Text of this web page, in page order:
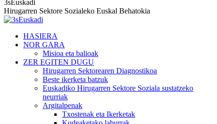
3sEuskadi
Hirugarren Sektore Sozialeko Euskal Behatokia
HASIERA
NOR GARA
Misioa eta balioak
ZER EGITEN DUGU
Hirugarren Sektorearen Diagnostikoa
Beste ikerketa batzuk
Euskadiko Hirugarren Sektore Soziala sustatzeko
neurriak
Argitalpenak
Txostenak eta Ikerketak